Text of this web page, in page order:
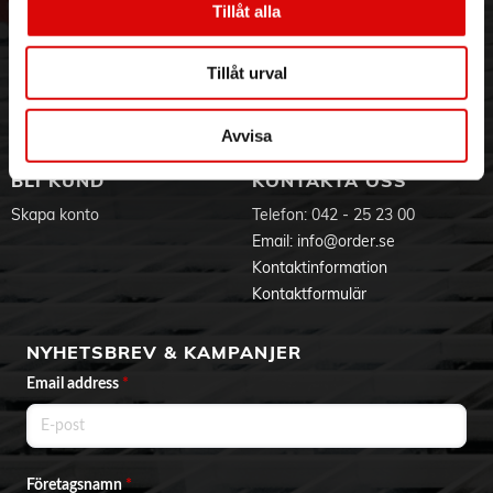
Tillåt alla
Tillåt urval
Avvisa
Apple iPhone 17 Pro Max
Visselblåsning
Aktuellt på Order
Ansökan om RMA
Godsefterlysning & Felleverans
Integritetspolicy
Om cookies
BLI KUND
Skapa konto
KONTAKTA OSS
Telefon: 042 - 25 23 00
Email: info@order.se
Kontaktinformation
Kontaktformulär
NYHETSBREV & KAMPANJER
Email address *
Företagsnamn*